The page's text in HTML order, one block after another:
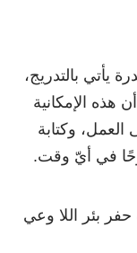
يأتي بالتدريج،
هذه الإمكانية
العمل، وكتابة
في أيّ وقت.
بئر اللا وعي